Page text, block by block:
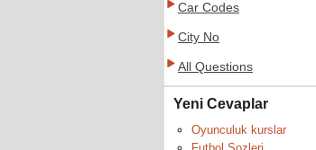
Car Codes
City No
All Questions
Yeni Cevaplar
Oyunculuk kurslar